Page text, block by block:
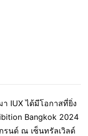
IUX ได้มีโอกาสที่ยิ่ง
Bangkok 2024
รนด์ ณ เซ็นทรัลเวิลด์